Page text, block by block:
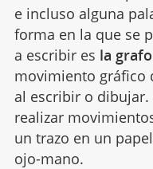
e incluso alguna
forma en la que se
a escribir es la
movimiento gráfico
al escribir o dibujar.
realizar
un trazo en un
ojo-mano.